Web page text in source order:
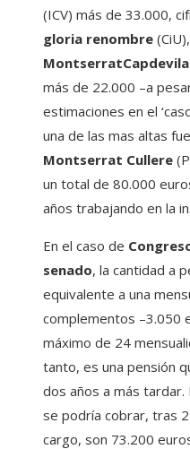
(ICV) más de 33.000,
gloria renombre
MontserratCapdevila
más de 22.000 –a
estimaciones en el
una de las mas altas
Montserrat Cullere
un total de 80.000
años trabajando en la
En el caso de
senado, la cantidad a
equivalente a una
complementos –3.050
máximo de 24
tanto, es una pensión
dos años a más tardar.
se podría cobrar, tras
cargo, son 73.200